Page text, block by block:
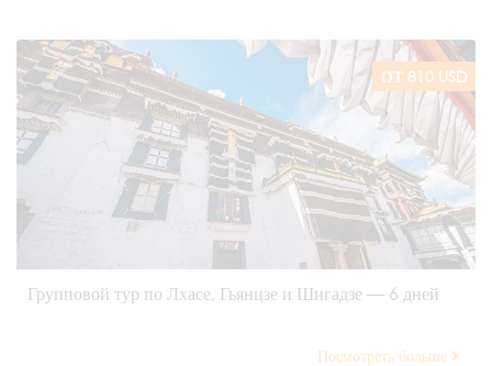
ОТ 810 USD
Групповой тур по Лхасе, Гьянцзе и Шигадзе — 6 дней
Посмотреть больше